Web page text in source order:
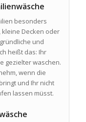
besonders
Decken oder
und
heißt das: Ihr
gezielter waschen.
wenn die
und Ihr nicht
lassen müsst.